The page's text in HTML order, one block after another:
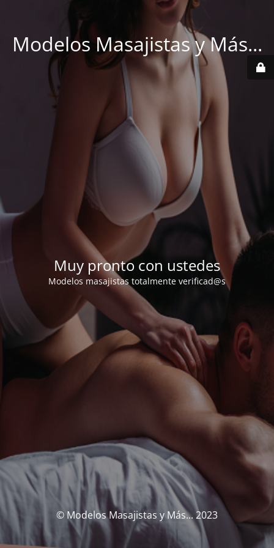
Modelos Masajistas y Más...
Muy pronto con ustedes
Modelos masajistas totalmente verificad@s
© Modelos Masajistas y Más... 2023